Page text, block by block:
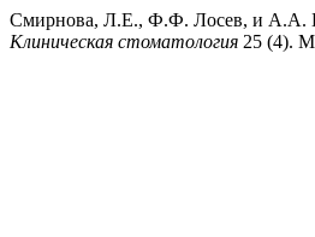
Смирнова, Л.Е., Ф.Ф. Лосев, и А.А.
Клиническая стоматология 25 (4).